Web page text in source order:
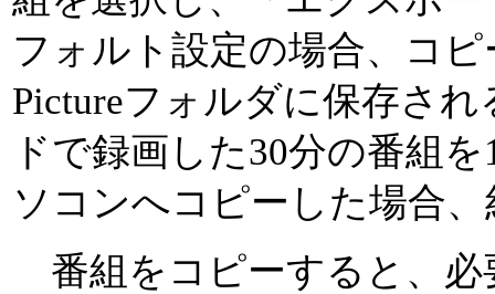
フォルト設定の場合、コ
Pictureフォルダに保存さ
ドで録画した30分の番組
ソコンへコピーした場合
番組をコピーすると、必